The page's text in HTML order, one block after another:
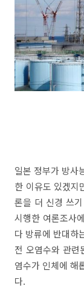
일본 정부가 방사
한 이유도 있겠지
론을 더 신경 쓰
시행한 여론조사
다 방류에 반대하
전 오염수와 관
염수가 인체에 해
다.